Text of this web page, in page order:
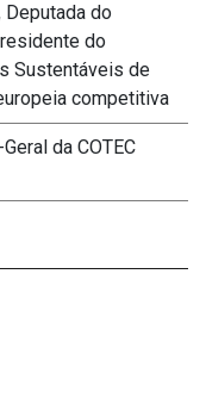
Deputada do
do
Sustentáveis de
competitiva
da COTEC